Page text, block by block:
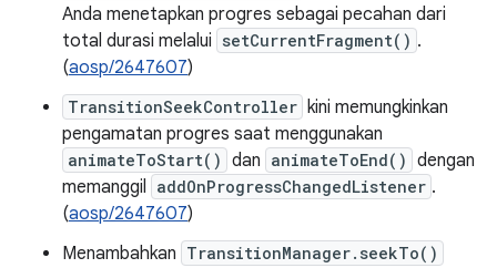
Anda menetapkan progres sebagai pecahan dari
total durasi melalui setCurrentFragment() .
(aosp/2647607)
TransitionSeekController kini memungkinkan
pengamatan progres saat menggunakan
animateToStart() dan animateToEnd() dengan
memanggil addOnProgressChangedListener .
(aosp/2647607)
Menambahkan TransitionManager.seekTo()